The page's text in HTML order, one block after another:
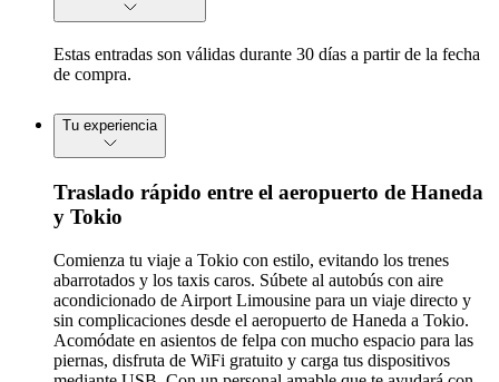
Estas entradas son válidas durante 30 días a partir de la fecha
de compra.
Tu experiencia
Traslado rápido entre el aeropuerto de Haneda
y Tokio
Comienza tu viaje a Tokio con estilo, evitando los trenes
abarrotados y los taxis caros. Súbete al autobús con aire
acondicionado de Airport Limousine para un viaje directo y
sin complicaciones desde el aeropuerto de Haneda a Tokio.
Acomódate en asientos de felpa con mucho espacio para las
piernas, disfruta de WiFi gratuito y carga tus dispositivos